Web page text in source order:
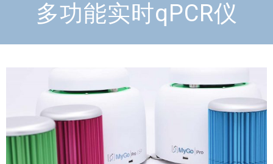
多功能实时qPCR仪